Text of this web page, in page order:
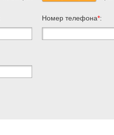
Номер телефона*: